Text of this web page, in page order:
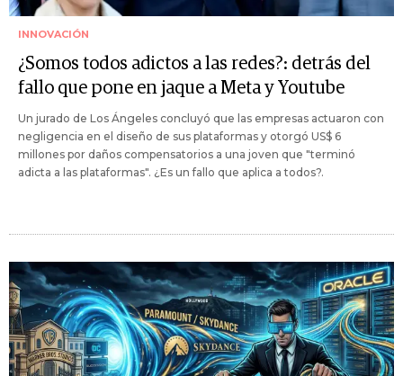
INNOVACIÓN
¿Somos todos adictos a las redes?: detrás del
fallo que pone en jaque a Meta y Youtube
Un jurado de Los Ángeles concluyó que las empresas actuaron con
negligencia en el diseño de sus plataformas y otorgó US$ 6
millones por daños compensatorios a una joven que "terminó
adicta a las plataformas". ¿Es un fallo que aplica a todos?.